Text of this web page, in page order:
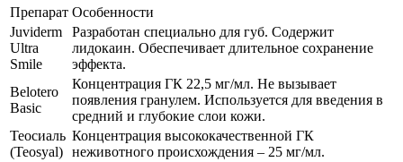
Препарат Особенности
Juviderm
Ultra
Smile
Разработан специально для губ. Содержит
лидокаин. Обеспечивает длительное сохранение
эффекта.
Belotero
Basic
Концентрация ГК 22,5 мг/мл. Не вызывает
появления гранулем. Используется для введения в
средний и глубокие слои кожи.
Теосиаль
(Teosyal)
Концентрация высококачественной ГК
неживотного происхождения – 25 мг/мл.